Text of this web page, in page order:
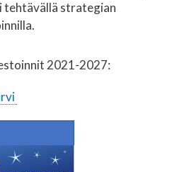
tehtävällä strategian
2021-2027: